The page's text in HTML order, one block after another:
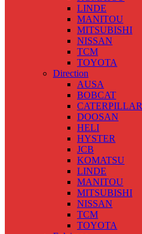
LINDE
MANITOU
MITSUBISHI
NISSAN
TCM
TOYOTA
Direction
AUSA
BOBCAT
CATERPILLAR
DOOSAN
HELI
HYSTER
JCB
KOMATSU
LINDE
MANITOU
MITSUBISHI
NISSAN
TCM
TOYOTA